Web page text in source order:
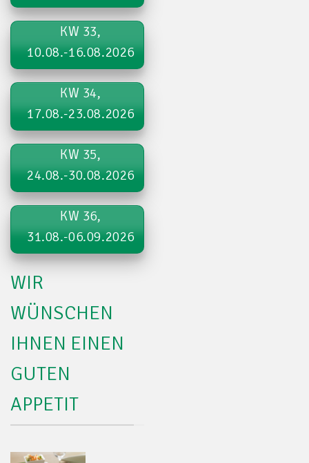
KW 33,
10.08.-16.08.2026
KW 34,
17.08.-23.08.2026
KW 35,
24.08.-30.08.2026
KW 36,
31.08.-06.09.2026
WIR
WÜNSCHEN
IHNEN EINEN
GUTEN
APPETIT